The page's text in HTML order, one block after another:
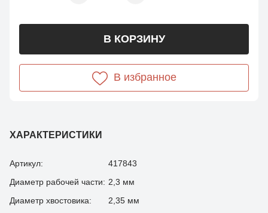
ХАРАКТЕРИСТИКИ
Артикул:
417843
Диаметр рабочей части: 2,3 мм
Диаметр хвостовика:
2,35 мм
В КОРЗИНУ
В избранное